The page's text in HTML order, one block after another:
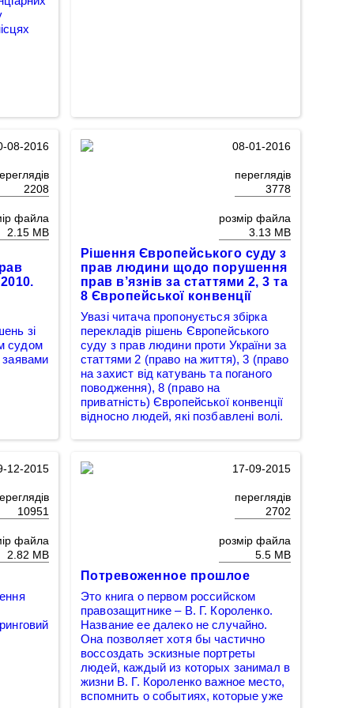
08-2016
2208
файла
2.15 MB
зі
судом
заявами
08-01-2016
переглядів
3778
розмір файла
3.13 MB
Рішення Європейського суду з
прав людини щодо порушення
прав в’язнів за статтями 2, 3 та
8 Європейської конвенції
Увазі читача пропонується збірка
перекладів рішень Європейського
суду з прав людини проти України за
статтями 2 (право на життя), 3 (право
на захист від катувань та поганого
поводження), 8 (право на
приватність) Європейської конвенції
відносно людей, які позбавлені волі.
12-2015
10951
файла
2.82 MB
17-09-2015
переглядів
2702
розмір файла
5.5 MB
Потревоженное прошлое
Это книга о первом российском
правозащитнике – В. Г. Короленко.
Название ее далеко не случайно.
Она позволяет хотя бы частично
воссоздать эскизные портреты
людей, каждый из которых занимал в
жизни В. Г. Короленко важное место,
вспомнить о событиях, которые уже